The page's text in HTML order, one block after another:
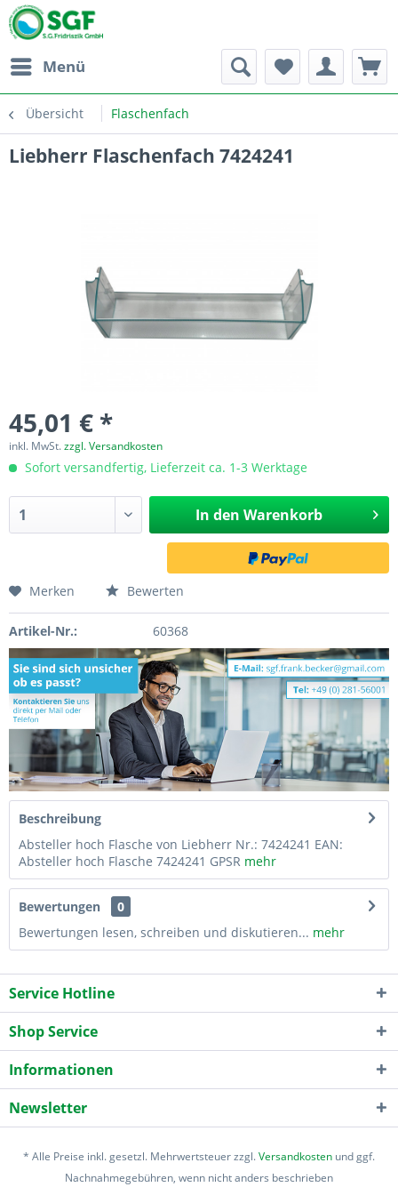
Menü
Übersicht Flaschenfach
Liebherr Flaschenfach 7424241
45,01 € *
inkl. MwSt.zzgl. Versandkosten
Sofort versandfertig, Lieferzeit ca. 1-3 Werktage
In den Warenkorb
Merken Bewerten
Artikel-Nr.: 60368
Beschreibung
Absteller hoch Flasche von Liebherr Nr.: 7424241 EAN:
Absteller hoch Flasche 7424241 GPSR mehr
Bewertungen
0
Bewertungen lesen, schreiben und diskutieren... mehr
Service Hotline
Shop Service
Informationen
Newsletter
* Alle Preise inkl. gesetzl. Mehrwertsteuer zzgl.Versandkosten und ggf.
Nachnahmegebühren, wenn nicht anders beschrieben